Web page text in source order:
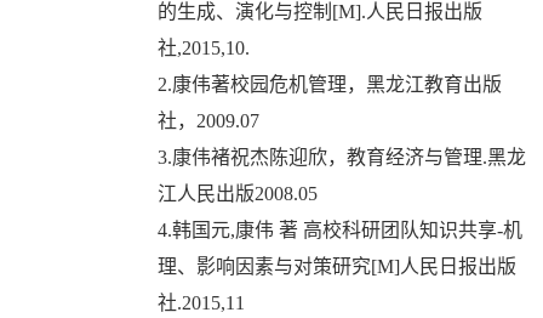
的生成、演化与控制[M].人民日报出版
社,2015,10.
2.康伟著校园危机管理，黑龙江教育出版
社，2009.07
3.康伟褚祝杰陈迎欣，教育经济与管理.黑龙
江人民出版2008.05
4.韩国元,康伟 著 高校科研团队知识共享-机
理、影响因素与对策研究[M]人民日报出版
社.2015,11